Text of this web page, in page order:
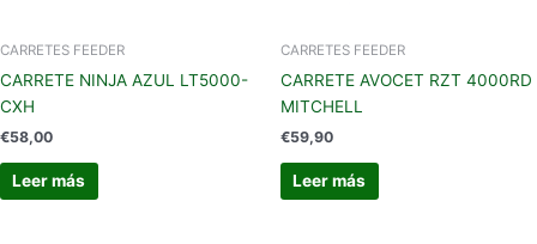
CARRETES FEEDER
CARRETE NINJA AZUL LT5000-
CXH
€58,00
Leer más
CARRETES FEEDER
CARRETE AVOCET RZT 4000RD
MITCHELL
€59,90
Leer más